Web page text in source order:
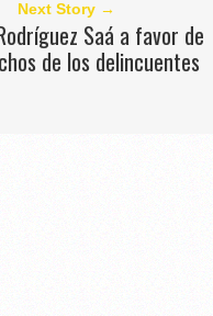
Next Story →
Saá a favor de
de los delincuentes